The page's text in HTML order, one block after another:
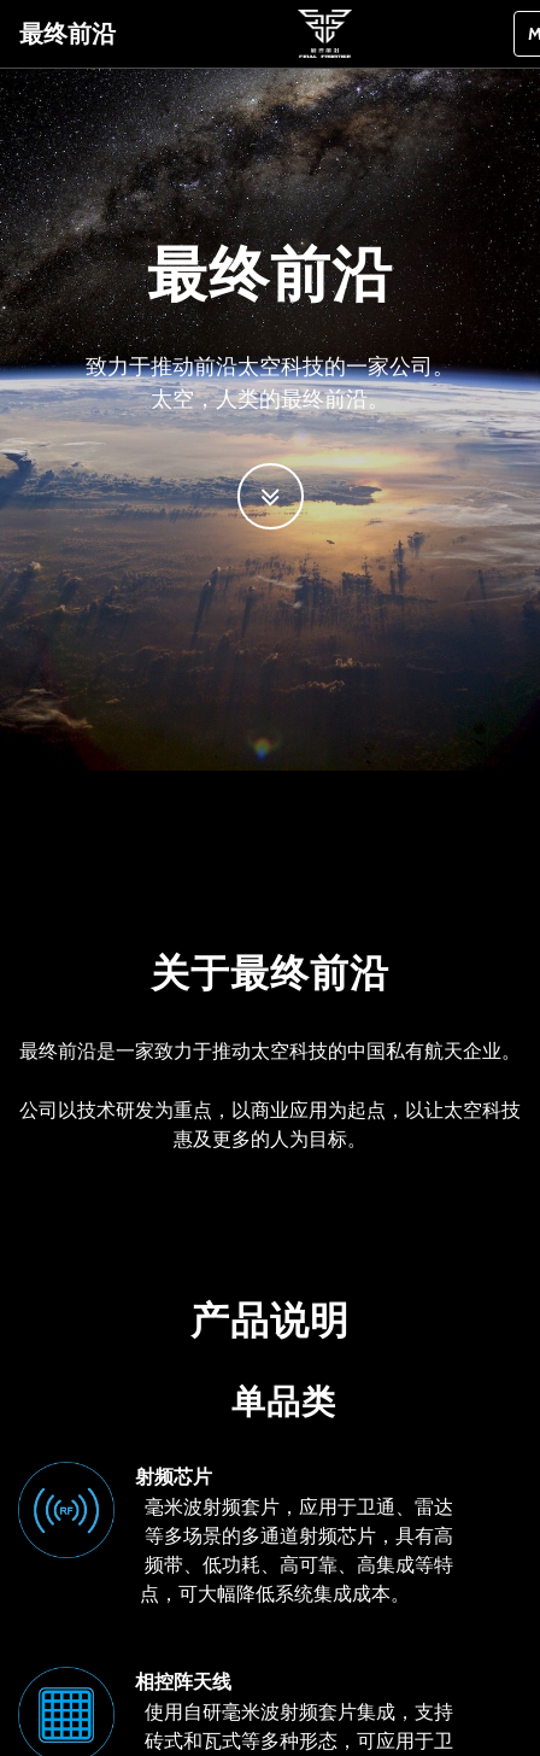
最终前沿
最终前沿
致力于推动前沿太空科技的一家公司。
太空，人类的最终前沿。
关于最终前沿
最终前沿是一家致力于推动太空科技的中国私有航天企业。
公司以技术研发为重点，以商业应用为起点，以让太空科技
惠及更多的人为目标。
产品说明
单品类
射频芯片
毫米波射频套片，应用于卫通、雷达
等多场景的多通道射频芯片，具有高
频带、低功耗、高可靠、高集成等特
点，可大幅降低系统集成成本。
相控阵天线
使用自研毫米波射频套片集成，支持
砖式和瓦式等多种形态，可应用于卫